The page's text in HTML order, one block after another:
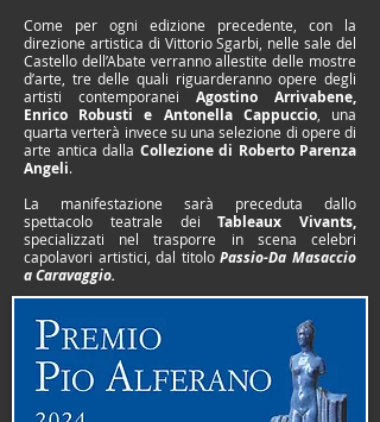
Come per ogni edizione precedente, con la
direzione artistica di Vittorio Sgarbi, nelle sale del
Castello dell’Abate verranno allestite delle mostre
d’arte, tre delle quali riguarderanno opere degli
artisti contemporanei Agostino Arrivabene,
Enrico Robusti e Antonella Cappuccio, una
quarta verterà invece su una selezione di opere di
arte antica dalla Collezione di Roberto Parenza
Angeli.
La manifestazione sarà preceduta dallo
spettacolo teatrale deiTableaux Vivants,
specializzati nel trasporre in scena celebri
capolavori artistici, dal titoloPassio-Da Masaccio
a Caravaggio.